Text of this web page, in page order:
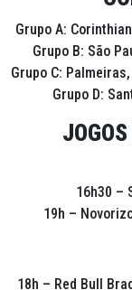
Grupo A:
Grupo B: São
Grupo C:
Grupo D:
16h30 –
19h –
18h – Red Bull